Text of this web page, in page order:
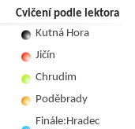
Cvičení podle lektora
Kutná Hora
Jičín
Chrudim
Poděbrady
Finále:Hradec